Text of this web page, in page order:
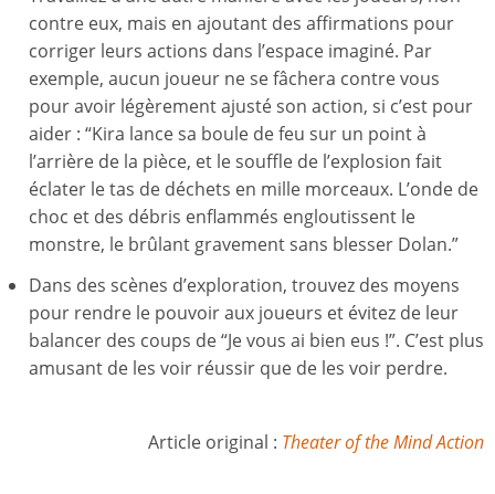
contre eux, mais en ajoutant des affirmations pour
corriger leurs actions dans l’espace imaginé. Par
exemple, aucun joueur ne se fâchera contre vous
pour avoir légèrement ajusté son action, si c’est pour
aider : “Kira lance sa boule de feu sur un point à
l’arrière de la pièce, et le souffle de l’explosion fait
éclater le tas de déchets en mille morceaux. L’onde de
choc et des débris enflammés engloutissent le
monstre, le brûlant gravement sans blesser Dolan.”
Dans des scènes d’exploration, trouvez des moyens
pour rendre le pouvoir aux joueurs et évitez de leur
balancer des coups de “Je vous ai bien eus !”. C’est plus
amusant de les voir réussir que de les voir perdre.
Article original : Theater of the Mind Action